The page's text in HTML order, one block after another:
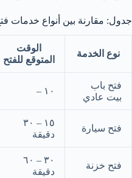
جدول: مقارنة بين أنواع خدمات
نوع الخدمة
الوقت
المتوقع للفتح
فتح باب
بيت عادي
١٠ –
فتح سيارة
١٥ – ٣٠
دقيقة
فتح خزنة
٣٠ – ٦٠
دقيقة